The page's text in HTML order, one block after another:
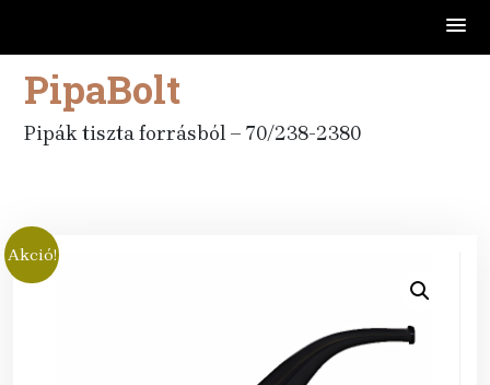
Skip
content
PipaBolt
Pipák tiszta forrásból – 70/238-2380
Akció!